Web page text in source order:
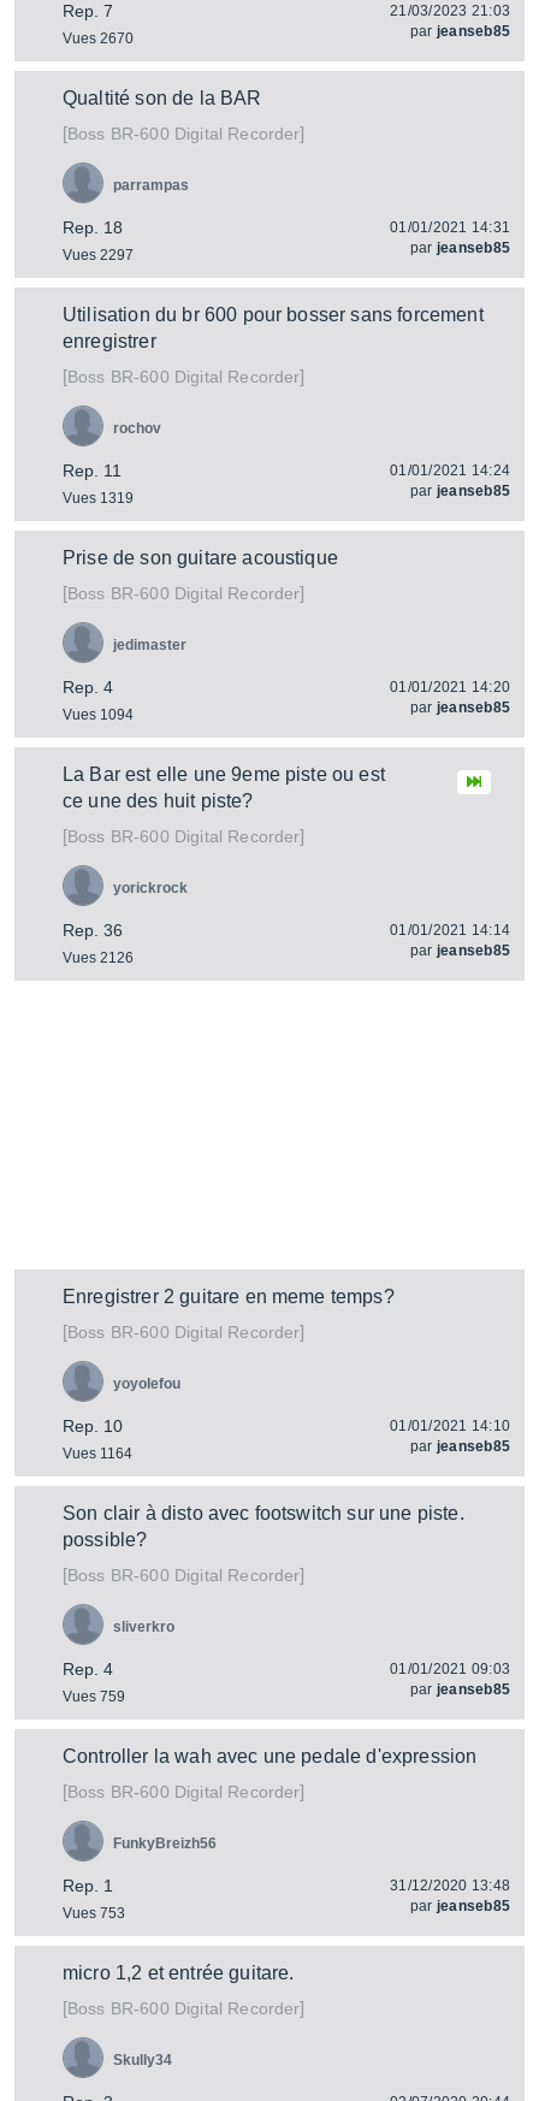
Rep. 7
Vues 2670
21/03/2023 21:03
par jeanseb85
Qualtité son de la BAR
[Boss BR-600 Digital Recorder]
Rep. 18
Vues 2297
parrampas
01/01/2021 14:31
par jeanseb85
Utilisation du br 600 pour bosser sans forcement
enregistrer
[Boss BR-600 Digital Recorder]
Rep. 11
Vues 1319
rochov
01/01/2021 14:24
par jeanseb85
Prise de son guitare acoustique
[Boss BR-600 Digital Recorder]
Rep. 4
Vues 1094
jedimaster
01/01/2021 14:20
par jeanseb85
La Bar est elle une 9eme piste ou est
ce une des huit piste?
[Boss BR-600 Digital Recorder]
Rep. 36
Vues 2126
yorickrock
01/01/2021 14:14
par jeanseb85
Enregistrer 2 guitare en meme temps?
[Boss BR-600 Digital Recorder]
Rep. 10
Vues 1164
yoyolefou
01/01/2021 14:10
par jeanseb85
Son clair à disto avec footswitch sur une piste.
possible?
[Boss BR-600 Digital Recorder]
Rep. 4
Vues 759
sliverkro
01/01/2021 09:03
par jeanseb85
Controller la wah avec une pedale d'expression
[Boss BR-600 Digital Recorder]
Rep. 1
Vues 753
FunkyBreizh56
31/12/2020 13:48
par jeanseb85
micro 1,2 et entrée guitare.
[Boss BR-600 Digital Recorder]
Skully34